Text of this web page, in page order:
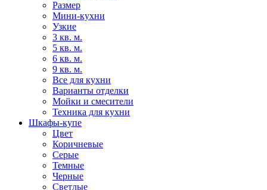
Размер
Мини-кухни
Узкие
3 кв. м.
5 кв. м.
6 кв. м.
9 кв. м.
Все для кухни
Варианты отделки
Мойки и смесители
Техника для кухни
Шкафы-купе
Цвет
Коричневые
Серые
Темные
Черные
Светлые